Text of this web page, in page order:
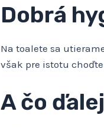
Dobrá
Na toalete sa
však pre istotu
A čo